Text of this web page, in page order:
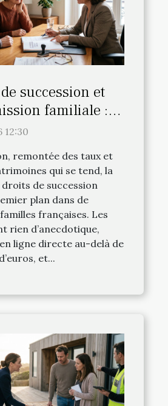
succession et
familiale :
notaire fait-il la
12:30
remontée des taux et
qui se tend, la
de succession
plan dans de
françaises. Les
rien d’anecdotique,
en ligne directe au-delà de
et...